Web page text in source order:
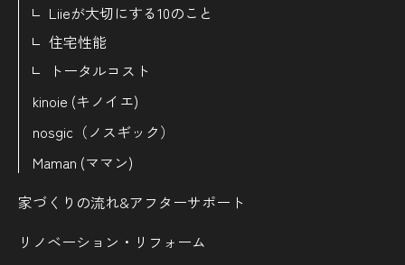
Liieが大切にする10のこと
住宅性能
トータルコスト
kinoie (キノイエ)
nosgic（ノスギック）
Maman (ママン)
家づくりの流れ&アフターサポート
リノベーション・リフォーム